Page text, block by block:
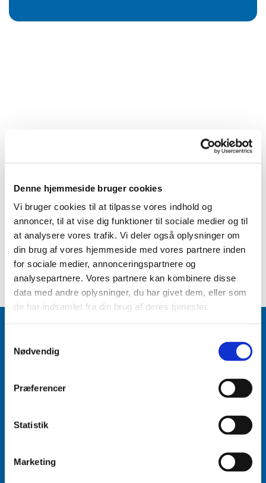
Denne hjemmeside bruger cookies
Vi bruger cookies til at tilpasse vores indhold og
annoncer, til at vise dig funktioner til sociale medier og til
at analysere vores trafik. Vi deler også oplysninger om
din brug af vores hjemmeside med vores partnere inden
for sociale medier, annonceringspartnere og
analysepartnere. Vores partnere kan kombinere disse
data med andre oplysninger, du har givet dem, eller som
de har indsamlet fra din brug af deres tjenester.
Nødvendig
Præferencer
Statistik
Marketing